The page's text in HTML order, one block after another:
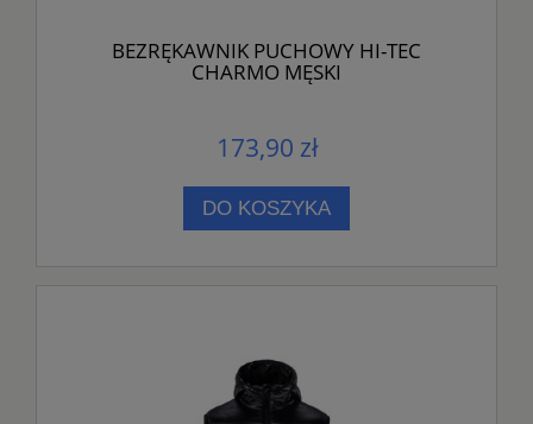
BEZRĘKAWNIK PUCHOWY HI-TEC
CHARMO MĘSKI
173,90 zł
DO KOSZYKA